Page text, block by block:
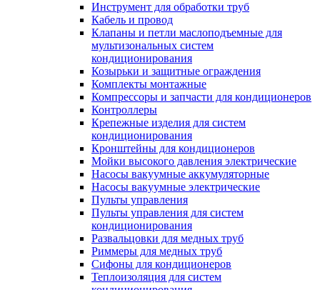
Инструмент для обработки труб
Кабель и провод
Клапаны и петли маслоподъемные для
мультизональных систем
кондиционирования
Козырьки и защитные ограждения
Комплекты монтажные
Компрессоры и запчасти для кондиционеров
Контроллеры
Крепежные изделия для систем
кондиционирования
Кронштейны для кондиционеров
Мойки высокого давления электрические
Насосы вакуумные аккумуляторные
Насосы вакуумные электрические
Пульты управления
Пульты управления для систем
кондиционирования
Развальцовки для медных труб
Риммеры для медных труб
Сифоны для кондиционеров
Теплоизоляция для систем